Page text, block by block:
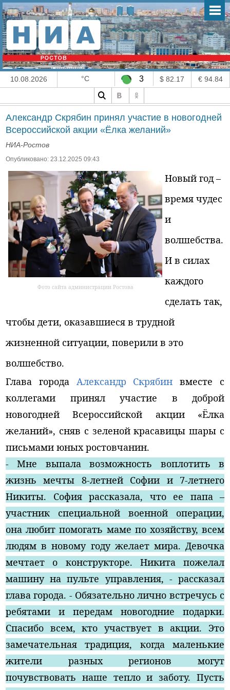
10.08.2026 °C 3 $ 82.17 € 94.84
Александр Скрябин принял участие в новогодней
Всероссийской акции «Ёлка желаний»
НИА-Ростов
Опубликовано: 23.12.2025 09:43
Фото сайта администрации Ростова
Новый год –
время чудес
и
волшебства.
И в силах
каждого
сделать так,
чтобы дети, оказавшиеся в трудной
жизненной ситуации, поверили в это
волшебство.
Глава города Александр Скрябин вместе с
коллегами принял участие в доброй
новогодней Всероссийской акции «Ёлка
желаний», сняв с зеленой красавицы шары с
письмами юных ростовчанин.
- Мне выпала возможность воплотить в
жизнь мечты 8-летней Софии и 7-летнего
Никиты. София рассказала, что ее папа –
участник специальной военной операции,
она любит помогать маме по хозяйству, всем
людям в новому году желает мира. Девочка
мечтает о конструкторе. Никита пожелал
машину на пульте управления, - рассказал
глава города. - Обязательно лично встречусь с
ребятами и передам новогодние подарки.
Спасибо всем, кто участвует в акции. Это
замечательная традиция, когда маленькие
жители разных регионов могут
почувствовать наше тепло и заботу. Пусть